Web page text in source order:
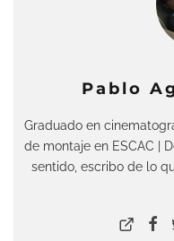
Pablo
Graduado en
de montaje en ESCAC |
sentido, escribo de lo